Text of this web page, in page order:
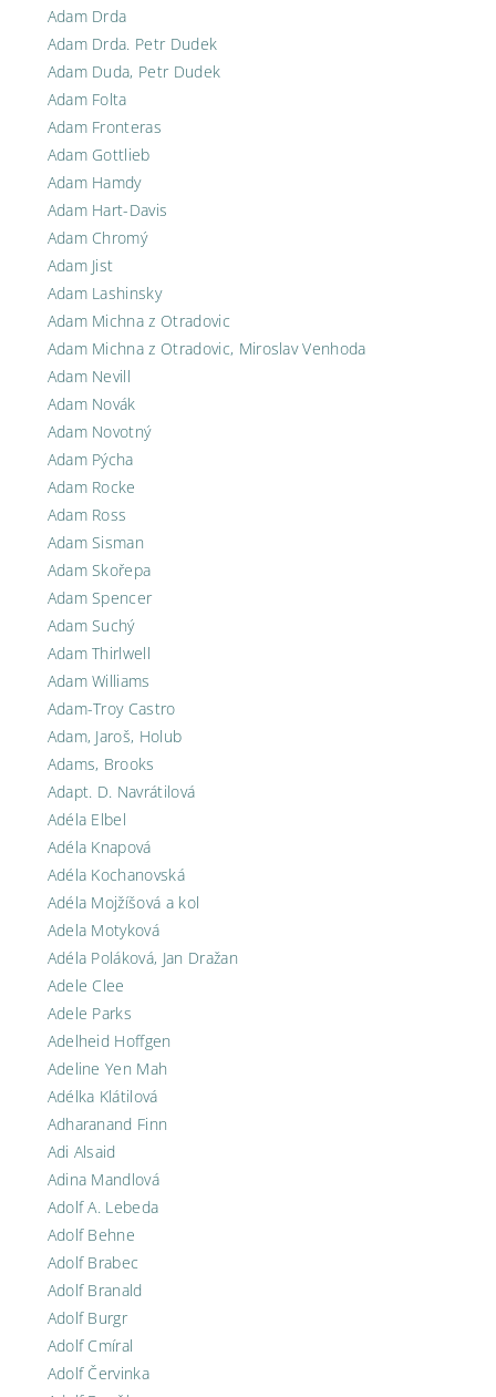
Adam Drda
Adam Drda. Petr Dudek
Adam Duda, Petr Dudek
Adam Folta
Adam Fronteras
Adam Gottlieb
Adam Hamdy
Adam Hart-Davis
Adam Chromý
Adam Jist
Adam Lashinsky
Adam Michna z Otradovic
Adam Michna z Otradovic, Miroslav Venhoda
Adam Nevill
Adam Novák
Adam Novotný
Adam Pýcha
Adam Rocke
Adam Ross
Adam Sisman
Adam Skořepa
Adam Spencer
Adam Suchý
Adam Thirlwell
Adam Williams
Adam-Troy Castro
Adam, Jaroš, Holub
Adams, Brooks
Adapt. D. Navrátilová
Adéla Elbel
Adéla Knapová
Adéla Kochanovská
Adéla Mojžíšová a kol
Adela Motyková
Adéla Poláková, Jan Dražan
Adele Clee
Adele Parks
Adelheid Hoffgen
Adeline Yen Mah
Adélka Klátilová
Adharanand Finn
Adi Alsaid
Adina Mandlová
Adolf A. Lebeda
Adolf Behne
Adolf Brabec
Adolf Branald
Adolf Burgr
Adolf Cmíral
Adolf Červinka